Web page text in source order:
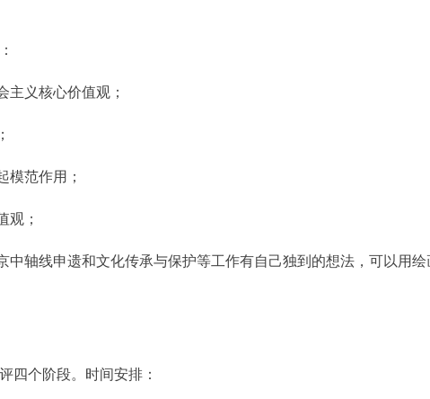
义核心价值观；
范作用；
；
轴线申遗和文化传承与保护等工作有自己独到的想法，可以用绘
个阶段。时间安排：